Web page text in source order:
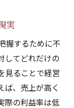
実
握するために不
してどれだけの
見ることで経営
ば、売上が高く
際の利益率は低